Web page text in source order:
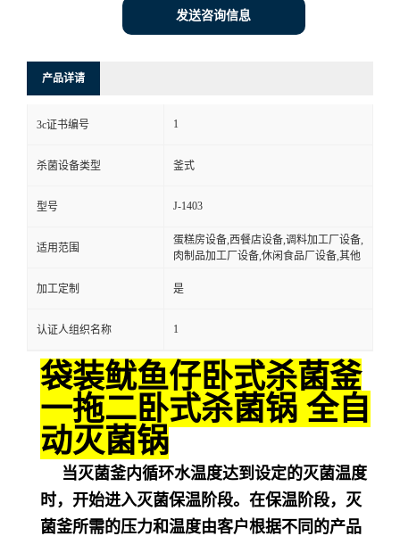
发送咨询信息
产品详请
3c证书编号 1
杀菌设备类型 釜式
型号 J-1403
适用范围
蛋糕房设备,西餐店设备,调料加工厂设备,
肉制品加工厂设备,休闲食品厂设备,其他
加工定制 是
认证人组织名称 1
袋装鱿鱼仔卧式杀菌釜
一拖二卧式杀菌锅 全自
动灭菌锅
当灭菌釜内循环水温度达到设定的灭菌温度
时，开始进入灭菌保温阶段。在保温阶段，灭
菌釜所需的压力和温度由客户根据不同的产品